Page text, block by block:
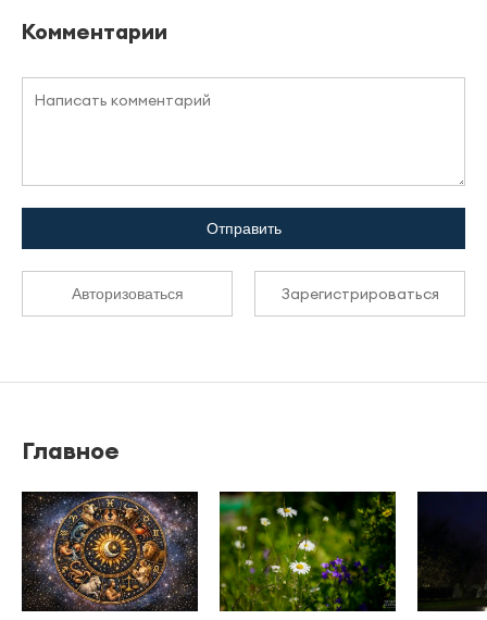
Комментарии
Отправить
Авторизоваться Зарегистрироваться
Главное